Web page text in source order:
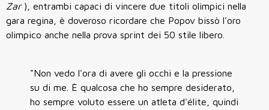
Zar ), entrambi capaci di vincere due titoli olimpici nella
gara regina, è doveroso ricordare che Popov bissò l'oro
olimpico anche nella prova sprint dei 50 stile libero.
"Non vedo l'ora di avere gli occhi e la pressione
su di me. È qualcosa che ho sempre desiderato,
ho sempre voluto essere un atleta d'élite, quindi